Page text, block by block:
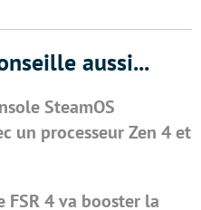
aussi...
SteamOS
un processeur Zen 4 et
FSR 4 va booster la